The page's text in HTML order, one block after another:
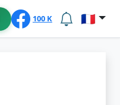
100 K 🇫🇷